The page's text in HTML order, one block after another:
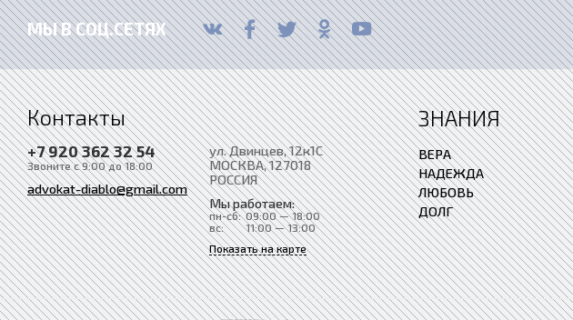
МЫ В СОЦ.СЕТЯХ
Контакты
+7 920 362 32 54
Звоните с 9:00 до 18:00
advokat-diablo@gmail.com
ул. Двинцев, 12к1С
МОСКВА, 127018
РОССИЯ
Мы работаем:
пн-сб: 09:00 — 18:00
вс:
11:00 — 13:00
Показать на карте
ЗНАНИЯ
ВЕРА
НАДЕЖДА
ЛЮБОВЬ
ДОЛГ